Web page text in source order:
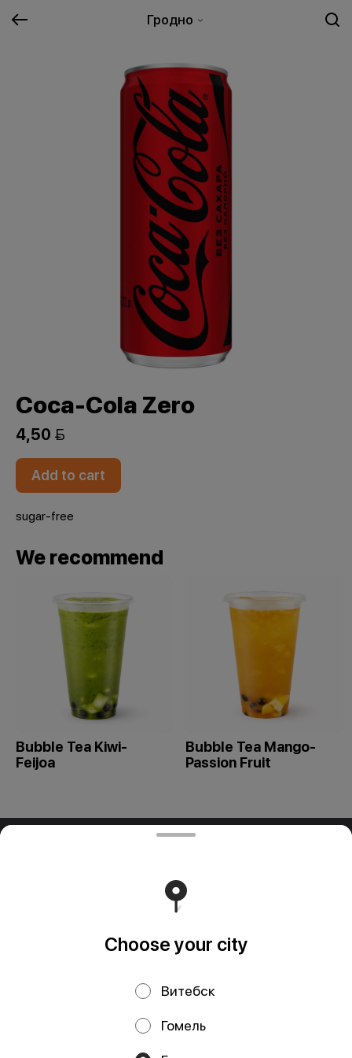
Гродно
Coca-Cola Zero
4,50 
Add to cart
sugar-free
We recommend
Bubble Tea Kiwi-
Feijoa
Bubble Tea Mango-
Passion Fruit
ООО "ПАДТАЙ-ГРУПП"
Свидетельство выдано Минским горисполкомом
03.12.2020 г. Интернет-магазин зарегистрирован в
Торговом реестре Республики Беларусь 18.01.2021г.
Файлы cookie
Choose your city
Витебск
Гомель